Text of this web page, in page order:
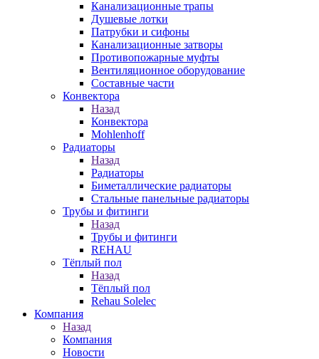
Канализационные трапы
Душевые лотки
Патрубки и сифоны
Канализационные затворы
Противопожарные муфты
Вентиляционное оборудование
Составные части
Конвектора
Назад
Конвектора
Mohlenhoff
Радиаторы
Назад
Радиаторы
Биметаллические радиаторы
Стальные панельные радиаторы
Трубы и фитинги
Назад
Трубы и фитинги
REHAU
Тёплый пол
Назад
Тёплый пол
Rehau Solelec
Компания
Назад
Компания
Новости